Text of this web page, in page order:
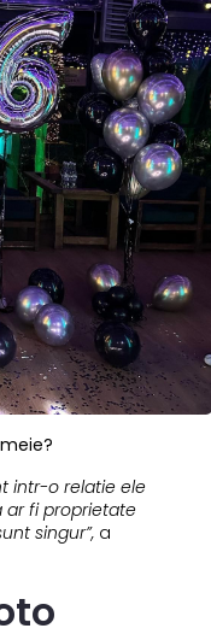
intr-o relatie ele
ar fi proprietate
singur”, a